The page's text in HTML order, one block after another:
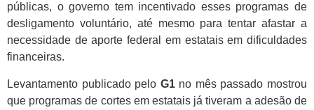
públicas, o governo tem incentivado esses programas de
desligamento voluntário, até mesmo para tentar afastar a
necessidade de aporte federal em estatais em dificuldades
financeiras.
Levantamento publicado pelo G1no mês passado mostrou
que programas de cortes em estatais já tiveram a adesão de